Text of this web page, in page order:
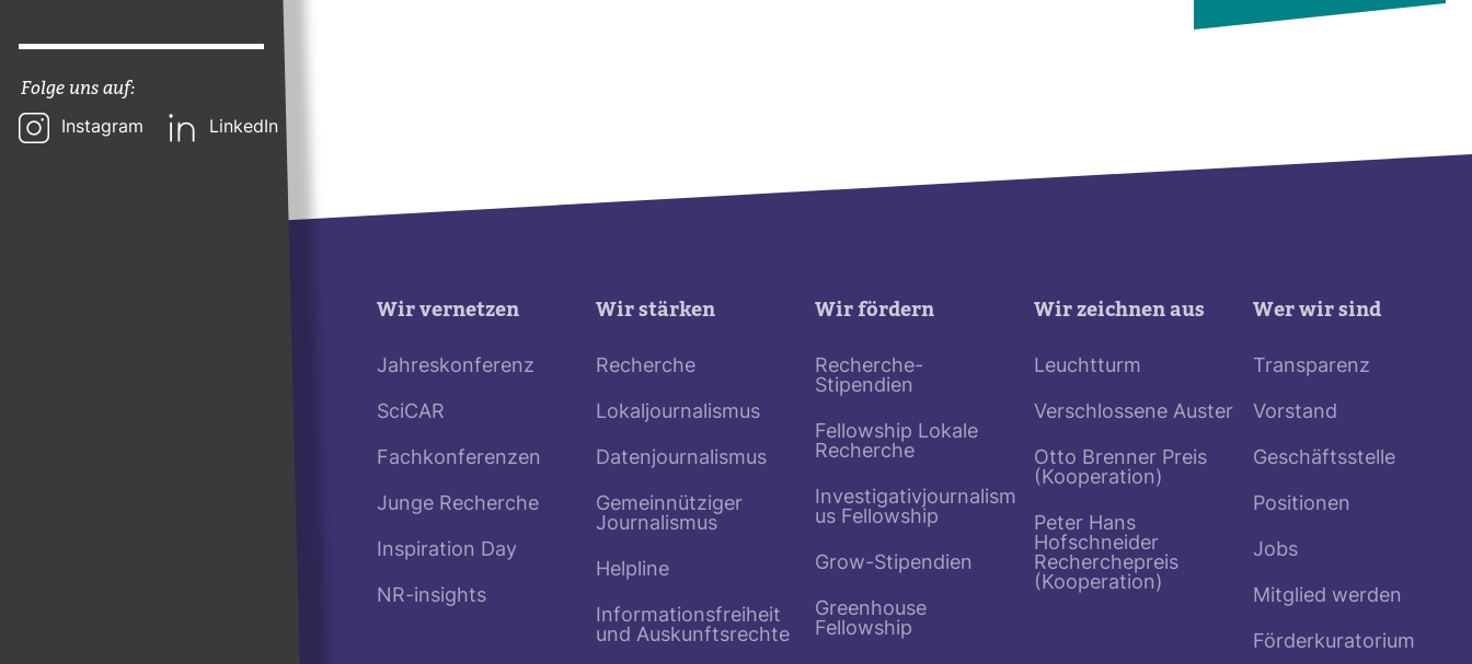
Folge uns auf:
Instagram LinkedIn
Wir vernetzen
Jahreskonferenz
SciCAR
Fachkonferenzen
Junge Recherche
Inspiration Day
NR-insights
Wir stärken
Recherche
Lokaljournalismus
Datenjournalismus
Gemeinnütziger
Journalismus
Helpline
Informationsfreiheit
und Auskunftsrechte
Wir fördern
Recherche-
Stipendien
Fellowship Lokale
Recherche
Investigativjournalism
us Fellowship
Grow-Stipendien
Greenhouse
Fellowship
Wir zeichnen aus
Leuchtturm
Verschlossene Auster
Otto Brenner Preis
(Kooperation)
Peter Hans
Hofschneider
Recherchepreis
(Kooperation)
Wer wir sind
Transparenz
Vorstand
Geschäftsstelle
Positionen
Jobs
Mitglied werden
Förderkuratorium